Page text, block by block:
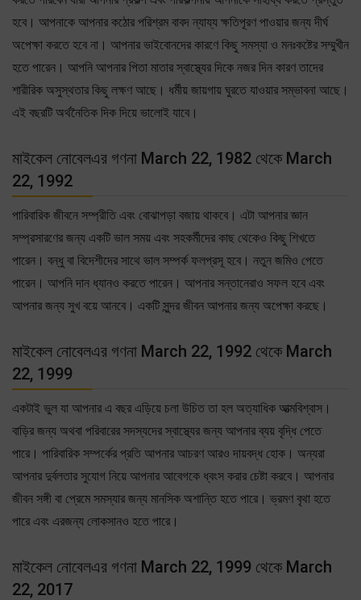
হবে। আপনাকে আপনার কঠোর পরিশ্রম বাবদ ন্যায্য ক্ষতিপূরণ পাওয়ার জন্য দীর্ঘ
অপেক্ষা করতে হবে না। আপনার ভাইবোনদের কারণে কিছু সমস্যা ও মনঃকষ্টের সম্মুখীন
হতে পারেন। আপনি আপনার পিতা মাতার স্বাস্থ্যের দিকে নজর দিন কারণ তাদের
শারীরিক অসুস্থতার কিছু লক্ষণ আছে। ধর্মীয় জায়গায় ঘুরতে যাওয়ার সম্ভাবনা আছে।
এই বছরটি অর্থনৈতিক দিক দিয়ে ভালোই যাবে।
মাইকেল নোবেলএর গণনা March 22, 1982 থেকে March
22, 1992
পারিবারিক জীবনে সম্প্রীতি এবং বোঝাপড়া বজায় থাকবে। এটা আপনার জ্ঞান
সম্প্রসারণের জন্য একটি ভাল সময় এবং সহকর্মীদের কাছ থেকেও কিছু শিখতে
পারেন। বন্ধু বা বিদেশীদের সাথে ভাল সম্পর্ক ফলপ্রসূ হবে। নতুন জমিও পেতে
পারেন। আপনি দান ধ্যানও করতে পারেন। আপনার সন্তানেরাও সফল হবে এবং
আপনার জন্য সুখ বয়ে আনবে। একটি সুন্দর জীবন আপনার জন্য অপেক্ষা করছে।
মাইকেল নোবেলএর গণনা March 22, 1992 থেকে March
22, 1999
একটাই ভুল যা আপনার এ বছর এড়িয়ে চলা উচিত তা হল অত্যাধিক আত্মবিশ্বাস।
বাড়ির জন্য অথবা পরিবারের সদস্যদের স্বাস্থ্যের জন্য আপনার ব্যয় বৃদ্ধি পেতে
পারে। পারিবারিক সম্পর্কের প্রতি আপনার আচরণ আরও দায়বদ্ধ হোক। অন্যরা
আপনার দুর্বলতার সুযোগ নিয়ে আপনার আবেগকে ধ্বংস করার চেষ্টা করবে। আপনার
জীবন সঙ্গী বা প্রেমে সমস্যার জন্য মানসিক অশান্তি হতে পারে। ভ্রমণ বৃথা হতে
পারে এবং এরজন্য লোকসানও হতে পারে।
মাইকেল নোবেলএর গণনা March 22, 1999 থেকে March
22, 2017